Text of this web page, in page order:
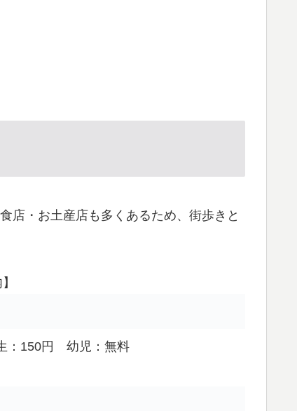
店・お土産店も多くあるため、街歩きと
：150円 幼児：無料